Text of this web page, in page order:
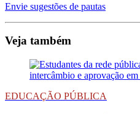
Envie sugestões de pautas
Veja também
EDUCAÇÃO PÚBLICA